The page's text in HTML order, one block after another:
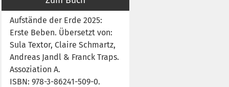
Aufstände der Erde 2025:
Erste Beben. Übersetzt von:
Sula Textor, Claire Schmartz,
Andreas Jandl & Franck Traps.
Assoziation A.
ISBN: 978-3-86241-509-0.